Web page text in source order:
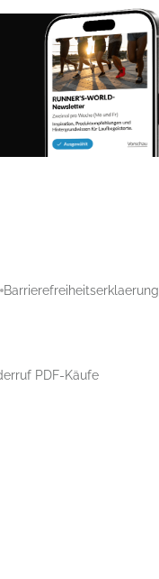
Barrierefreiheitserklaerung
PDF-Käufe